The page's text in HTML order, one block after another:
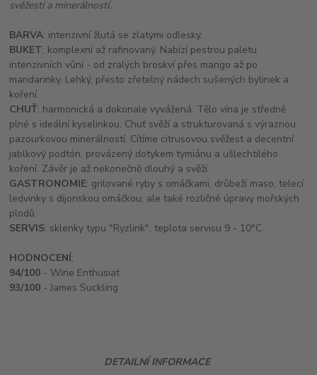
svěžestí a minerálností.
BARVA: intenzivní žlutá se zlatými odlesky.
BUKET: komplexní až rafinovaný. Nabízí pestrou paletu
intenzivních vůní - od zralých broskví přes mango až po
mandarinky. Lehký, přesto zřetelný nádech sušených bylinek a
koření.
CHUŤ: harmonická a dokonale vyvážená. Tělo vína je středně
plné s ideální kyselinkou. Chuť svěží a strukturovaná s výraznou
pazourkovou minerálností. Cítíme citrusovou svěžest a decentní
jablkový podtón, provázený dotykem tymiánu a ušlechtilého
koření. Závěr je až nekonečně dlouhý a svěží.
GASTRONOMIE: grilované ryby s omáčkami, drůbeží maso, telecí
ledvinky s dijonskou omáčkou, ale také rozličné úpravy mořských
plodů.
SERVIS: sklenky typu "Ryzlink", teplota servisu 9 - 10°C.
HODNOCENÍ:
94/100 - Wine Enthusiat
93/100 - James Suckling
DETAILNÍ INFORMACE